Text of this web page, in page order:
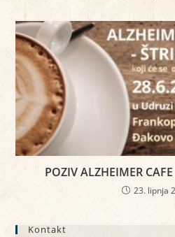
POZIV ALZHEIMER CAFE
23. lipnja
Kontakt